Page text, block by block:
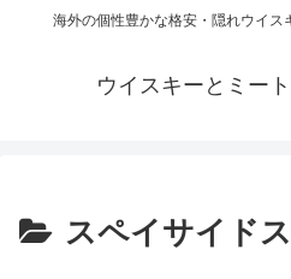
海外の個性豊かな格安・隠れウイス
ウイスキーとミー
スペイサイド